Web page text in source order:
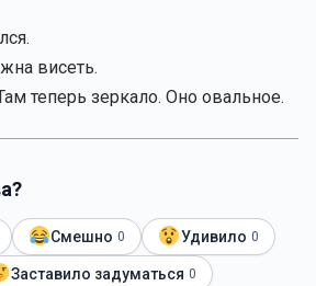
висеть.
теперь зеркало. Оно овальное.
Смешно 0 Удивило 0
Заставило задуматься 0